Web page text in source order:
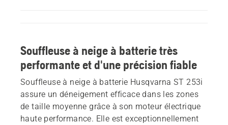
Souffleuse à neige à batterie très
performante et d'une précision fiable
Souffleuse à neige à batterie Husqvarna ST 253i
assure un déneigement efficace dans les zones
de taille moyenne grâce à son moteur électrique
haute performance. Elle est exceptionnellement